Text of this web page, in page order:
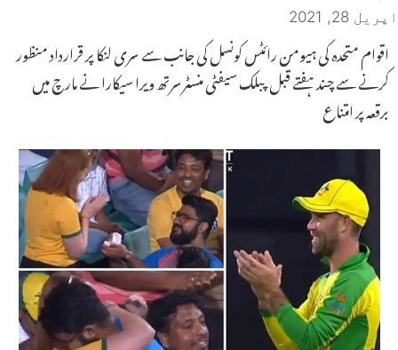
اپریل 28, 2021
اقوام متحدہ کی ہیومن رائٹس کونسل کی جانب سے سری لنکا پر قرارداد منظور
کرنے سے چند ہفتے قبل پبلک سیفٹی منسٹرسرتھ ویرا سیکارا نے مارچ میں
برقعہ پر امتناع